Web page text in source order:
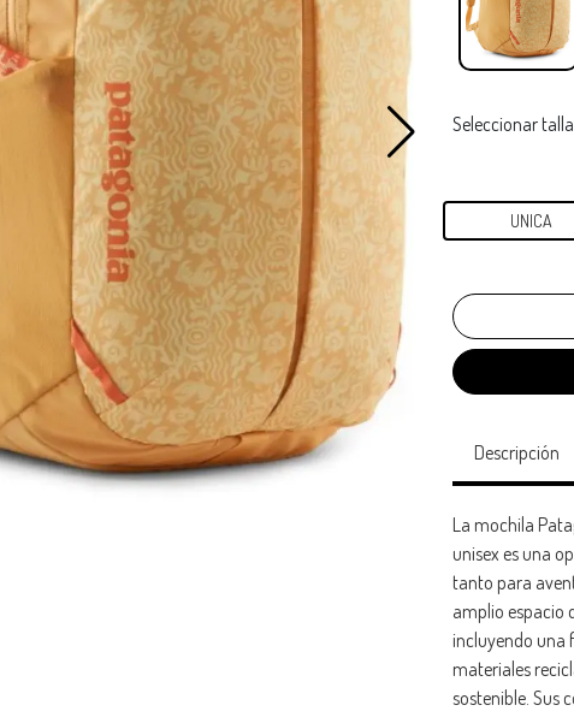
Seleccionar talla
UNICA
Descripción
La mochila
unisex es una
tanto para
amplio espacio
incluyendo una
materiales
sostenible. Sus